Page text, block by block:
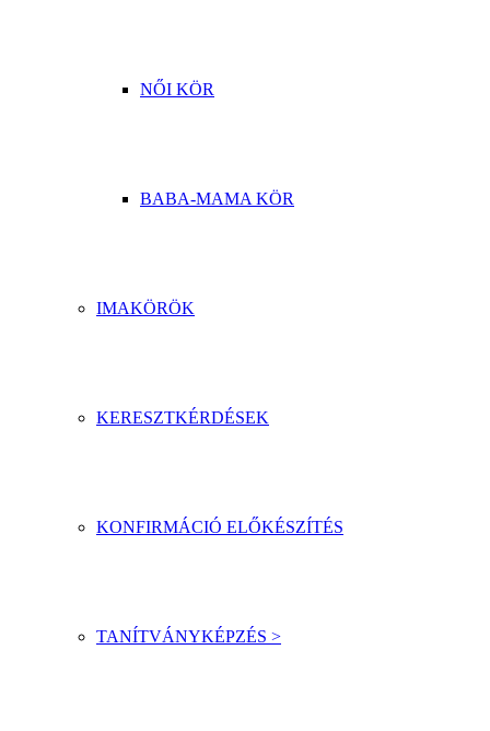
NŐI KÖR
BABA-MAMA KÖR
IMAKÖRÖK
KERESZTKÉRDÉSEK
KONFIRMÁCIÓ ELŐKÉSZÍTÉS
TANÍTVÁNYKÉPZÉS >